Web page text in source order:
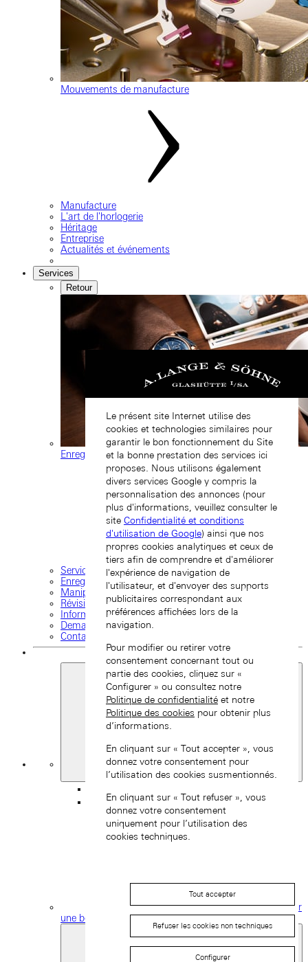
Mouvements de manufacture
Manufacture
L'art de l'horlogerie
Héritage
Entreprise
Actualités et événements
Services
Retour
Enregistrement d'une montre
Services
Enregistrement d'une montre
Manipulation et entretien
Révision et réparation
Informations sur la garantie
Demande d'intervention
Contactez-nous
Sélection
Trouver
une boutique
Le présent site Internet utilise des
cookies et technologies similaires pour
garantir le bon fonctionnement du Site
et la bonne prestation des services ici
proposes. Nous utilisons également
divers services Google y compris la
personnalisation des annonces (pour
plus d'informations, veuillez consulter le
site Confidentialité et conditions
d'utilisation de Google) ainsi que nos
propres cookies analytiques et ceux de
tiers afin de comprendre et d'améliorer
l'expérience de navigation de
l'utilisateur, et d'envoyer des supports
publicitaires correspondant aux
préférences affichées lors de la
navigation.
Pour modifier ou retirer votre
consentement concernant tout ou
partie des cookies, cliquez sur «
Configurer » ou consultez notre
Politique de confidentialité et notre
Politique des cookies pour obtenir plus
d’informations.
En cliquant sur « Tout accepter », vous
donnez votre consentement pour
l’utilisation des cookies susmentionnés.
En cliquant sur « Tout refuser », vous
donnez votre consentement
uniquement pour l’utilisation des
cookies techniques.
Tout accepter
Refuser les cookies non techniques
Configurer